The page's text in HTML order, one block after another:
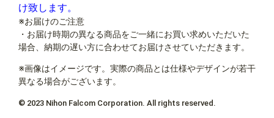
け致します。
※お届けのご注意
・お届け時期の異なる商品をご一緒にお買い求めいただいた
場合、納期の遅い方に合わせてお届けさせていただきます。
※画像はイメージです。実際の商品とは仕様やデザインが若干
異なる場合がございます。
© 2023 Nihon Falcom Corporation. All rights reserved.